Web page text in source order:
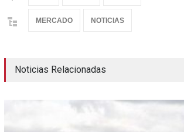
MERCADO NOTICIAS
Noticias Relacionadas